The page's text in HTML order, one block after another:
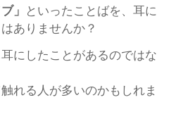
」
といったことばを、耳に
ありませんか？
にしたことがあるのではな
れる人が多いのかもしれま